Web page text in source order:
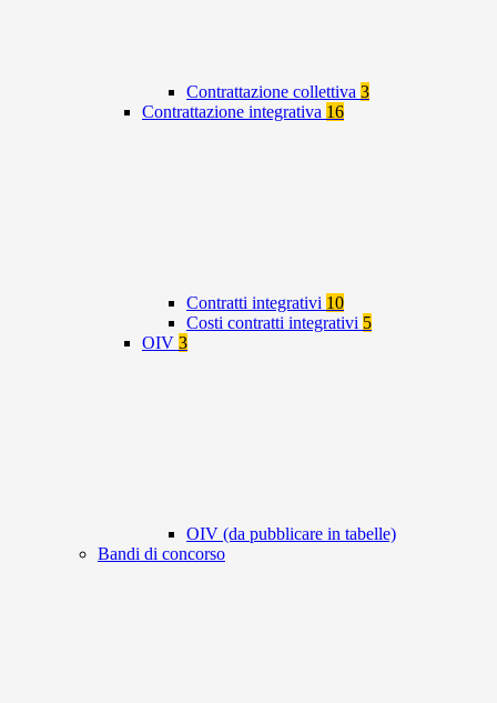
Contrattazione collettiva 3
Contrattazione integrativa 16
Contratti integrativi 10
Costi contratti integrativi 5
OIV 3
OIV (da pubblicare in tabelle)
Bandi di concorso